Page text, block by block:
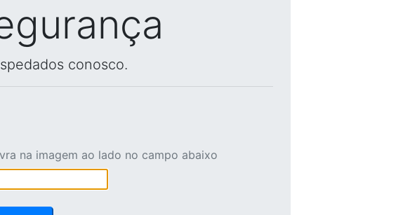
conosco.
na imagem ao lado no campo abaixo